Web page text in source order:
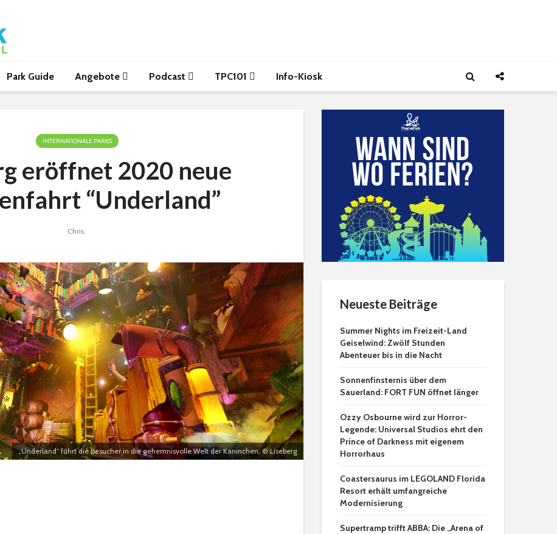
Park Guide Angebote Podcast TPC101 Info-Kiosk
INTERNATIONALE PARKS
eröffnet 2020 neue
“Underland”
Chris
„Underland“ führt die Besucher in die gehemnisvolle Welt der Kaninchen. © Liseberg
Neueste Beiträge
Summer Nights im Freizeit-Land
Geiselwind: Zwölf Stunden
Abenteuer bis in die Nacht
Sonnenfinsternis über dem
Sauerland: FORT FUN öffnet länger
Ozzy Osbourne wird zur Horror-
Legende: Universal Studios ehrt den
Prince of Darkness mit eigenem
Horrorhaus
Coastersaurus im LEGOLAND Florida
Resort erhält umfangreiche
Modernisierung
Supertramp trifft ABBA: Die „Arena of